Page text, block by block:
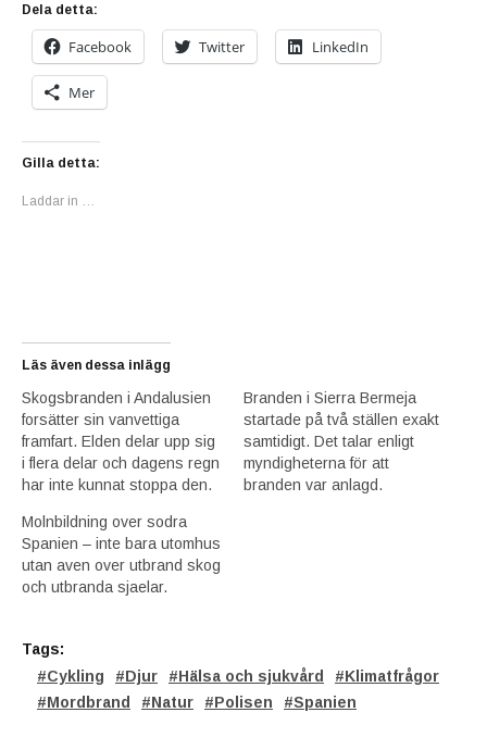
Dela detta:
Facebook Twitter LinkedIn
Mer
Gilla detta:
Laddar in …
Läs även dessa inlägg
Skogsbranden i Andalusien
forsätter sin vanvettiga
framfart. Elden delar upp sig
i flera delar och dagens regn
har inte kunnat stoppa den.
Branden i Sierra Bermeja
startade på två ställen exakt
samtidigt. Det talar enligt
myndigheterna för att
branden var anlagd.
Molnbildning over sodra
Spanien – inte bara utomhus
utan aven over utbrand skog
och utbranda sjaelar.
Tags:
Cykling
Djur Hälsa och sjukvård
Klimatfrågor
Mordbrand
Natur Polisen Spanien